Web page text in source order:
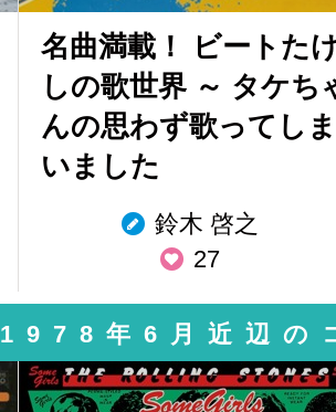
名曲満載！ ビートた
しの歌世界 ～ タケち
んの思わず歌ってしま
いました
鈴木 啓之
27
1978年6月近辺の